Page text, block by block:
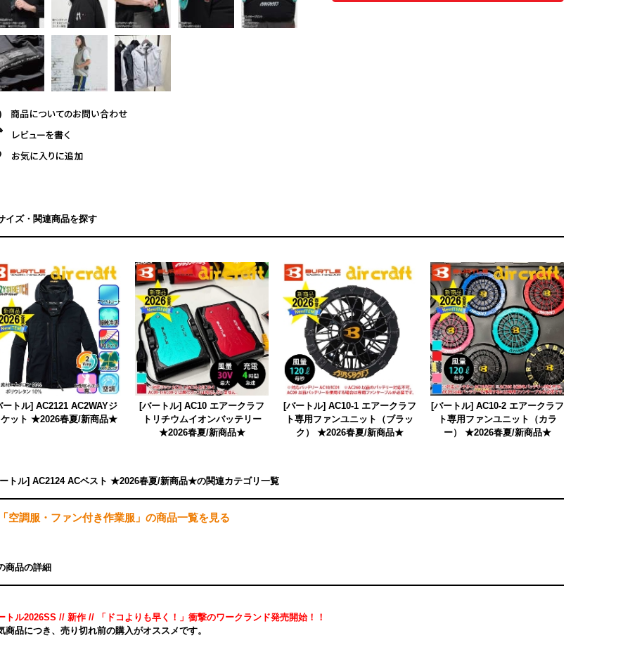
イズ・関連商品を探す
ートル] AC2121 AC2WAYジ
ット ★2026春夏/新商品★
[バートル] AC10 エアークラフ
トリチウムイオンバッテリー
★2026春夏/新商品★
[バートル] AC10-1 エアークラフ
ト専用ファンユニット（ブラッ
ク） ★2026春夏/新商品★
[バートル] AC10-2 エアークラフ
ト専用ファンユニット（カラ
ー） ★2026春夏/新商品★
トル] AC2124 ACベスト ★2026春夏/新商品★の関連カテゴリ一覧
空調服・ファン付き作業服」の商品一覧を見る
商品の詳細
トル2026SS // 新作 // 「ドコよりも早く！」衝撃のワークランド発売開始！！
商品につき、売り切れ前の購入がオススメです。